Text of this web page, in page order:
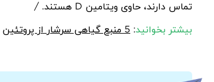
تماس دارند، حاوی ویتامین D هستند. /
بیشتر بخوانید: 5 منبع گیاهی سرشار از پروتئین